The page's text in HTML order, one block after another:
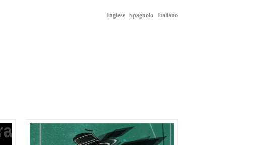
Inglese Spagnolo Italiano